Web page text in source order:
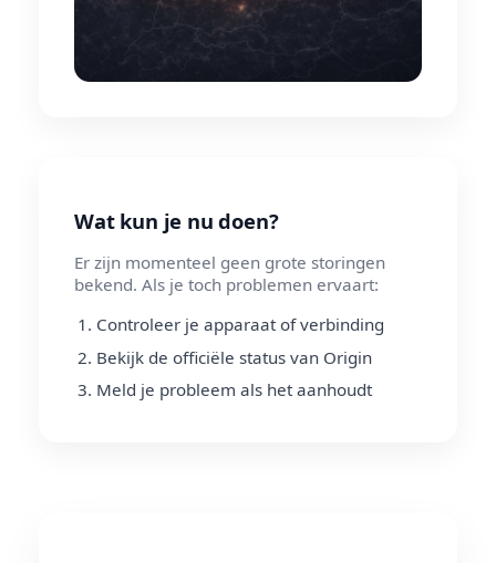
Wat kun je nu doen?
Er zijn momenteel geen grote storingen
bekend. Als je toch problemen ervaart:
Controleer je apparaat of verbinding
Bekijk de officiële status van Origin
Meld je probleem als het aanhoudt